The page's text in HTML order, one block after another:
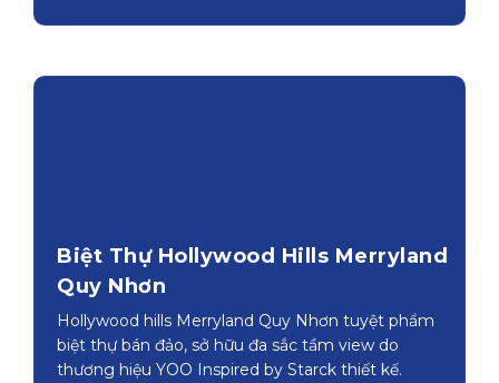
Biệt Thự Hollywood Hills Merryland
Quy Nhơn
Hollywood hills Merryland Quy Nhơn tuyệt phẩm
biệt thự bán đảo, sở hữu đa sắc tầm view do